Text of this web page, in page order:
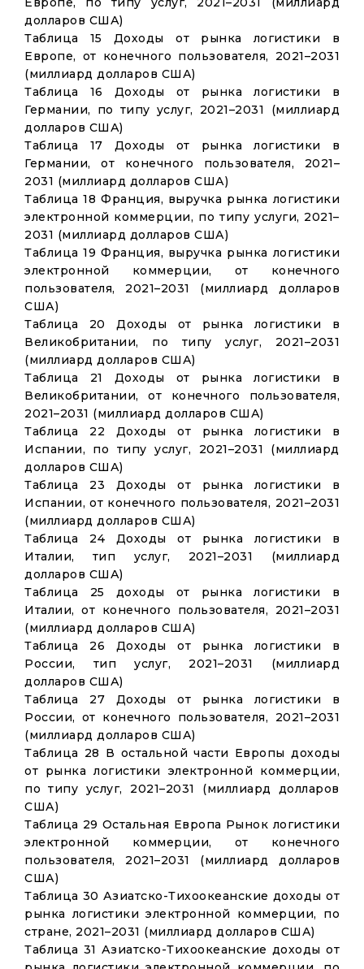
долларов США)
Таблица 15 Доходы от рынка логистики в
Европе, от конечного пользователя, 2021–2031
(миллиард долларов США)
Таблица 16 Доходы от рынка логистики в
Германии, по типу услуг, 2021–2031 (миллиард
долларов США)
Таблица 17 Доходы от рынка логистики в
Германии, от конечного пользователя, 2021–
2031 (миллиард долларов США)
Таблица 18 Франция, выручка рынка логистики
электронной коммерции, по типу услуги, 2021–
2031 (миллиард долларов США)
Таблица 19 Франция, выручка рынка логистики
электронной коммерции, от конечного
пользователя, 2021–2031 (миллиард долларов
США)
Таблица 20 Доходы от рынка логистики в
Великобритании, по типу услуг, 2021–2031
(миллиард долларов США)
Таблица 21 Доходы от рынка логистики в
Великобритании, от конечного пользователя,
2021–2031 (миллиард долларов США)
Таблица 22 Доходы от рынка логистики в
Испании, по типу услуг, 2021–2031 (миллиард
долларов США)
Таблица 23 Доходы от рынка логистики в
Испании, от конечного пользователя, 2021–2031
(миллиард долларов США)
Таблица 24 Доходы от рынка логистики в
Италии, тип услуг, 2021–2031 (миллиард
долларов США)
Таблица 25 доходы от рынка логистики в
Италии, от конечного пользователя, 2021–2031
(миллиард долларов США)
Таблица 26 Доходы от рынка логистики в
России, тип услуг, 2021–2031 (миллиард
долларов США)
Таблица 27 Доходы от рынка логистики в
России, от конечного пользователя, 2021–2031
(миллиард долларов США)
Таблица 28 В остальной части Европы доходы
от рынка логистики электронной коммерции,
по типу услуг, 2021–2031 (миллиард долларов
США)
Таблица 29 Остальная Европа Рынок логистики
электронной коммерции, от конечного
пользователя, 2021–2031 (миллиард долларов
США)
Таблица 30 Азиатско-Тихоокеанские доходы от
рынка логистики электронной коммерции, по
стране, 2021–2031 (миллиард долларов США)
Таблица 31 Азиатско-Тихоокеанские доходы от